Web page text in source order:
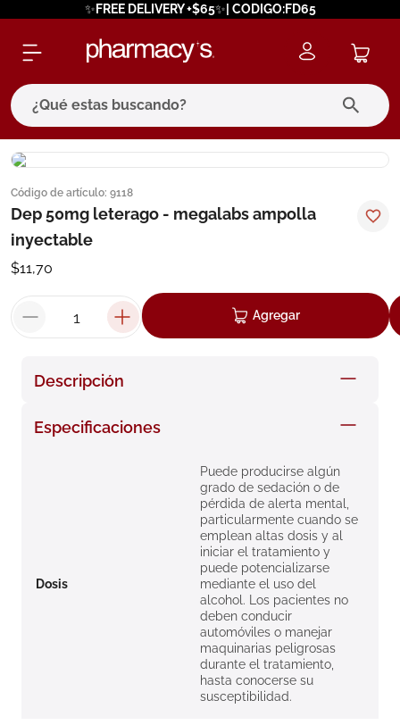
✨FREE DELIVERY +$65✨| CODIGO:FD65
¿Qué estas buscando?
Código de artículo: 9118
Dep 50mg leterago - megalabs ampolla
inyectable
$11,70
Agregar
Descripción
Especificaciones
Dosis
Puede producirse algún
grado de sedación o de
pérdida de alerta mental,
particularmente cuando se
emplean altas dosis y al
iniciar el tratamiento y
puede potencializarse
mediante el uso del
alcohol. Los pacientes no
deben conducir
automóviles o manejar
maquinarias peligrosas
durante el tratamiento,
hasta conocerse su
susceptibilidad.
términos más buscados
1. eucerin
cerave
7. isdin
roche posay